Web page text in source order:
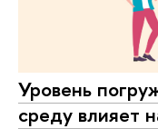
Уровень
среду влияет